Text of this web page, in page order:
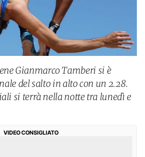
Gianmarco Tamberi si è
del salto in alto con un 2.28.
si terrà nella notte tra lunedì e
VIDEO CONSIGLIATO